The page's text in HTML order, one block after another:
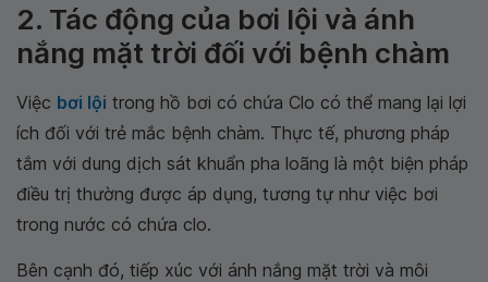
2. Tác động của bơi lội và ánh
nắng mặt trời đối với bệnh chàm
Việc bơi lội trong hồ bơi có chứa Clo có thể mang lại lợi
ích đối với trẻ mắc bệnh chàm. Thực tế, phương pháp
tắm với dung dịch sát khuẩn pha loãng là một biện pháp
điều trị thường được áp dụng, tương tự như việc bơi
trong nước có chứa clo.
Bên cạnh đó, tiếp xúc với ánh nắng mặt trời và môi